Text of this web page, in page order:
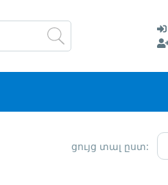
ցույց տալ ըստ: